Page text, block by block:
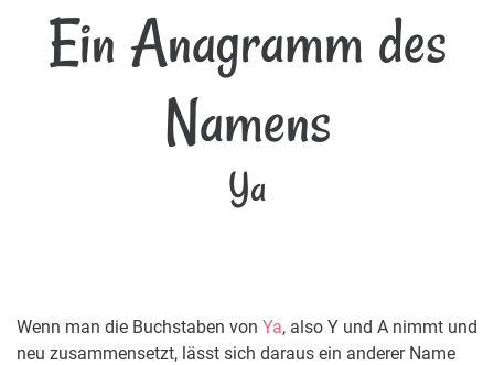
Ein Anagramm des
Namens
Ya
Wenn man die Buchstaben von Ya, also Y und A nimmt und
neu zusammensetzt, lässt sich daraus ein anderer Name